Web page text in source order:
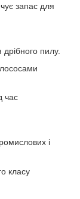
запас для
дрібного пилу.
час
і
класу